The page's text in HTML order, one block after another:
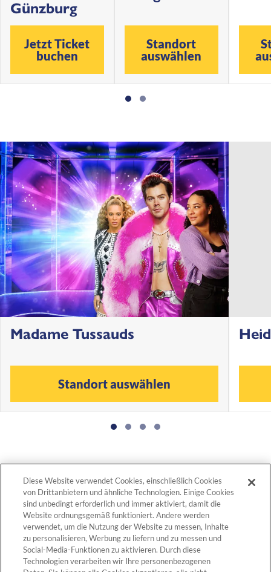
Günzburg
Jetzt Ticket
buchen
Standort
auswählen
Madame Tussauds
Standort auswählen
Verpasse keine News rund Merlin
Entertainments und unsere
Attraktionen - melde Dich jetzt für
unseren Newsletter an!
E-Mail
Diese Website verwendet Cookies, einschließlich Cookies
von Drittanbietern und ähnliche Technologien. Einige Cookies
sind unbedingt erforderlich und immer aktiviert, damit die
Website ordnungsgemäß funktioniert. Andere werden
verwendet, um die Nutzung der Website zu messen, Inhalte
zu personalisieren, Werbung zu liefern und zu messen und
Social-Media-Funktionen zu aktivieren. Durch diese
Technologien verarbeiten wir Ihre personenbezogenen